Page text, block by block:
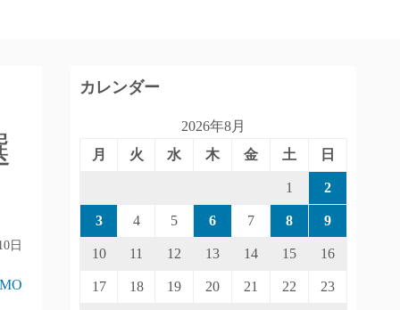
日
カレンダー
2026年8月
月
火 水 木 金 土 日
1 2
3 4 5 6 7 8 9
10 11 12 13 14 15 16
17 18 19 20 21 22 23